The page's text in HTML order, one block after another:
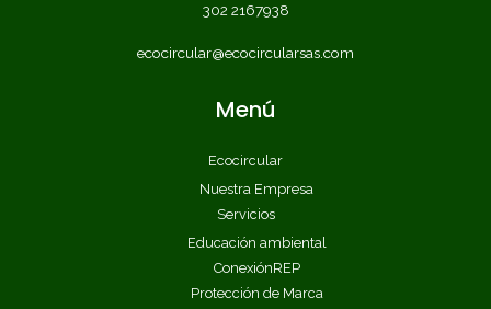
302 2167938
ecocircular@ecocircularsas.com
Menú
Ecocircular
Nuestra Empresa
Servicios
Educación ambiental
ConexiónREP
Protección de Marca​